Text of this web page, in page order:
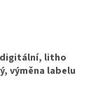
litho
výměna labelu